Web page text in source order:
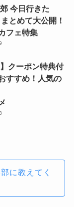
今日行きた
とめて大公開！
フェ特集
クーポン特典付
すすめ！人気の
に教えてく